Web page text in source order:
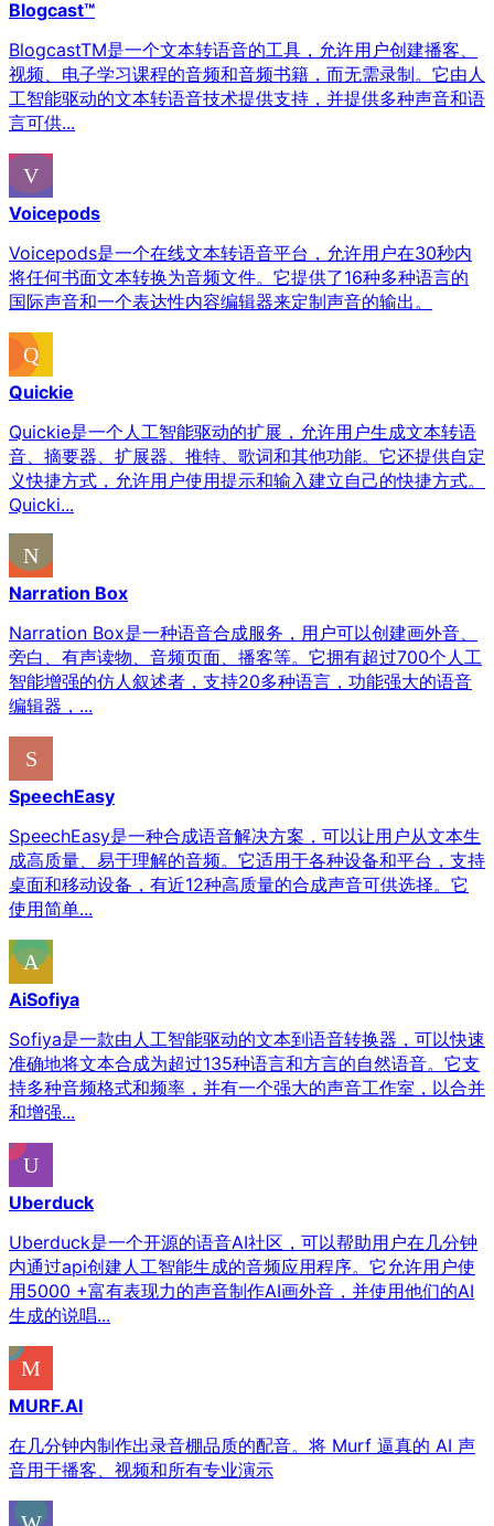
Blogcast™
BlogcastTM是一个文本转语音的工具，允许用户创建播客、
视频、电子学习课程的音频和音频书籍，而无需录制。它由人
工智能驱动的文本转语音技术提供支持，并提供多种声音和语
言可供...
Voicepods
Voicepods是一个在线文本转语音平台，允许用户在30秒内
将任何书面文本转换为音频文件。它提供了16种多种语言的
国际声音和一个表达性内容编辑器来定制声音的输出。
Quickie
Quickie是一个人工智能驱动的扩展，允许用户生成文本转语
音、摘要器、扩展器、推特、歌词和其他功能。它还提供自定
义快捷方式，允许用户使用提示和输入建立自己的快捷方式。
Quicki...
Narration Box
Narration Box是一种语音合成服务，用户可以创建画外音、
旁白、有声读物、音频页面、播客等。它拥有超过700个人工
智能增强的仿人叙述者，支持20多种语言，功能强大的语音
编辑器，...
SpeechEasy
SpeechEasy是一种合成语音解决方案，可以让用户从文本生
成高质量、易于理解的音频。它适用于各种设备和平台，支持
桌面和移动设备，有近12种高质量的合成声音可供选择。它
使用简单...
AiSofiya
Sofiya是一款由人工智能驱动的文本到语音转换器，可以快速
准确地将文本合成为超过135种语言和方言的自然语音。它支
持多种音频格式和频率，并有一个强大的声音工作室，以合并
和增强...
Uberduck
Uberduck是一个开源的语音AI社区，可以帮助用户在几分钟
内通过api创建人工智能生成的音频应用程序。它允许用户使
用5000 +富有表现力的声音制作AI画外音，并使用他们的AI
生成的说唱...
MURF.AI
在几分钟内制作出录音棚品质的配音。将 Murf 逼真的 AI 声
音用于播客、视频和所有专业演示